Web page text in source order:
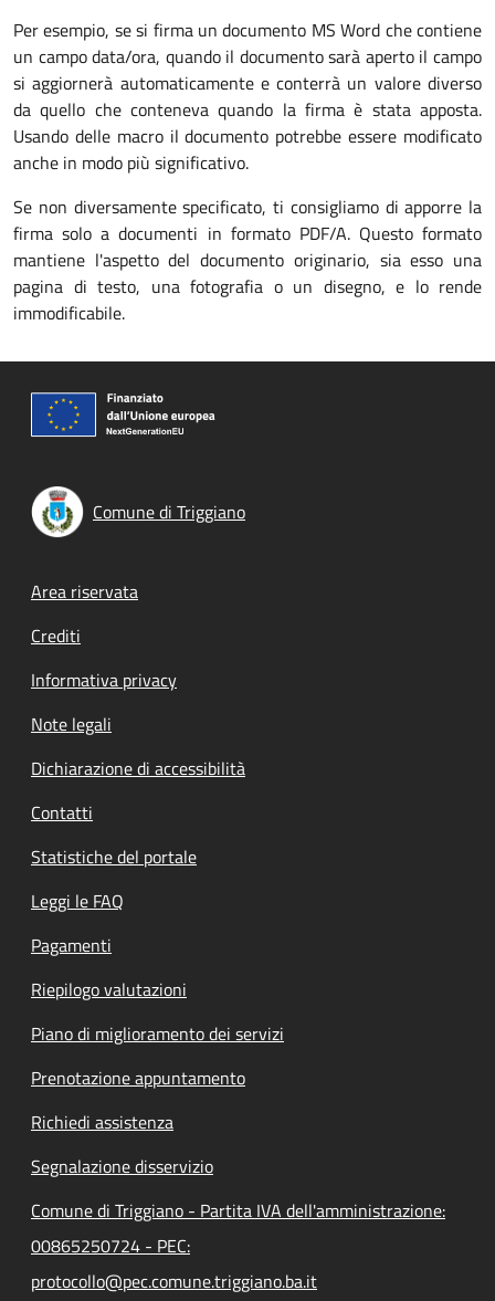
Per esempio, se si firma un documento MS Word che contiene
un campo data/ora, quando il documento sarà aperto il campo
si aggiornerà automaticamente e conterrà un valore diverso
da quello che conteneva quando la firma è stata apposta.
Usando delle macro il documento potrebbe essere modificato
anche in modo più significativo.
Se non diversamente specificato, ti consigliamo di apporre la
firma solo a documenti in formato PDF/A. Questo formato
mantiene l'aspetto del documento originario, sia esso una
pagina di testo, una fotografia o un disegno, e lo rende
immodificabile.
Comune di Triggiano
Footer menu
Area riservata
Crediti
Informativa privacy
Note legali
Dichiarazione di accessibilità
Contatti
Statistiche del portale
Leggi le FAQ
Pagamenti
Riepilogo valutazioni
Piano di miglioramento dei servizi
Prenotazione appuntamento
Richiedi assistenza
Segnalazione disservizio
Comune di Triggiano - Partita IVA dell'amministrazione:
00865250724 - PEC:
protocollo@pec.comune.triggiano.ba.it